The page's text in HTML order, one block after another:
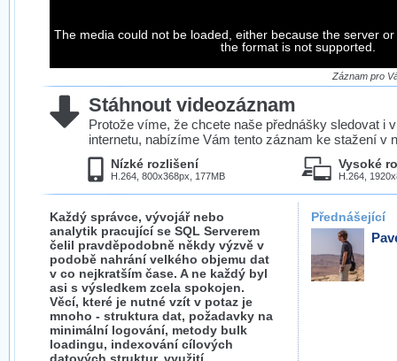
záznamů.
proto je ke stažení nenabízíme.
The media could not be loaded, either because the server
the format is not supported.
Záznam pro
Stáhnout videozáznam
Protože víme, že chcete naše přednášky sledovat i
internetu, nabízíme Vám tento záznam ke stažení v
Nízké rozlišení
H.264, 800x368px, 177MB
Vysoké
H.264,
Každý správce, vývojář nebo
analytik pracující se SQL Serverem
čelil pravděpodobně někdy výzvě v
podobě nahrání velkého objemu dat
v co nejkratším čase. A ne každý byl
asi s výsledkem zcela spokojen.
Věcí, které je nutné vzít v potaz je
mnoho - struktura dat, požadavky na
minimální logování, metody bulk
loadingu, indexování cílových
Přednášející